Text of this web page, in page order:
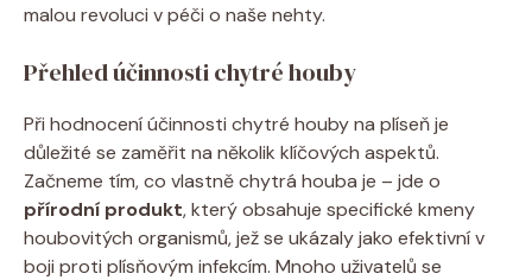
malou revoluci v péči o naše nehty.
Přehled účinnosti chytré houby
Při hodnocení účinnosti chytré houby na plíseň je
důležité se zaměřit na několik klíčových aspektů.
Začneme tím, co vlastně chytrá houba je – jde o
přírodní produkt, který obsahuje specifické kmeny
houbovitých organismů, jež se ukázaly jako efektivní v
boji proti plísňovým infekcím. Mnoho uživatelů se